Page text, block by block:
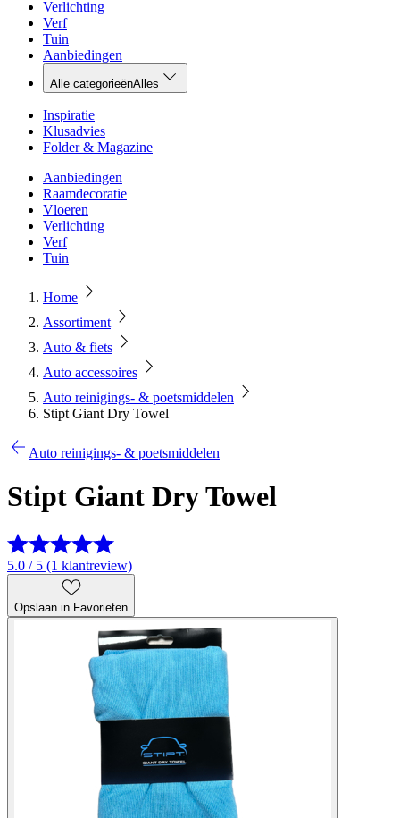
Verlichting
Verf
Tuin
Aanbiedingen
Alle categorieënAlles
Inspiratie
Klusadvies
Folder & Magazine
Aanbiedingen
Raamdecoratie
Vloeren
Verlichting
Verf
Tuin
Home
Assortiment
Auto & fiets
Auto accessoires
Auto reinigings- & poetsmiddelen
Stipt Giant Dry Towel
Auto reinigings- & poetsmiddelen
Stipt Giant Dry Towel
5.0 / 5 (1 klantreview)
Opslaan in Favorieten